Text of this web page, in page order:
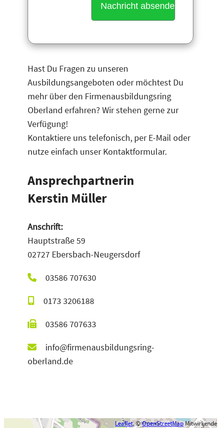
A
l
t
e
r
n
a
t
v
:
Hast Du Fragen zu unseren
Ausbildungsangeboten oder möchtest Du
mehr über den Firmenausbildungsring
Oberland erfahren? Wir stehen gerne zur
Verfügung!
Kontaktiere uns telefonisch, per E-Mail oder
nutze einfach unser Kontaktformular.
Ansprechpartnerin
Kerstin Müller
Anschrift:
Hauptstraße 59
02727 Ebersbach-Neugersdorf
03586 707630
0173 3206188
03586 707633
info@firmenausbildungsring-
oberland.de
Leaflet, ©OpenStreetMapMitwirkende